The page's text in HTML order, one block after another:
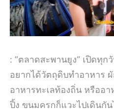
: “ตลาดสะพานยูง” เปิดทุก
อยากได้วัตถุดิบทำอาหาร
อาหารทะเลท้องถิ่น หรืออา
ปิ้ง ขนมครกก็แวะไปเดินกั